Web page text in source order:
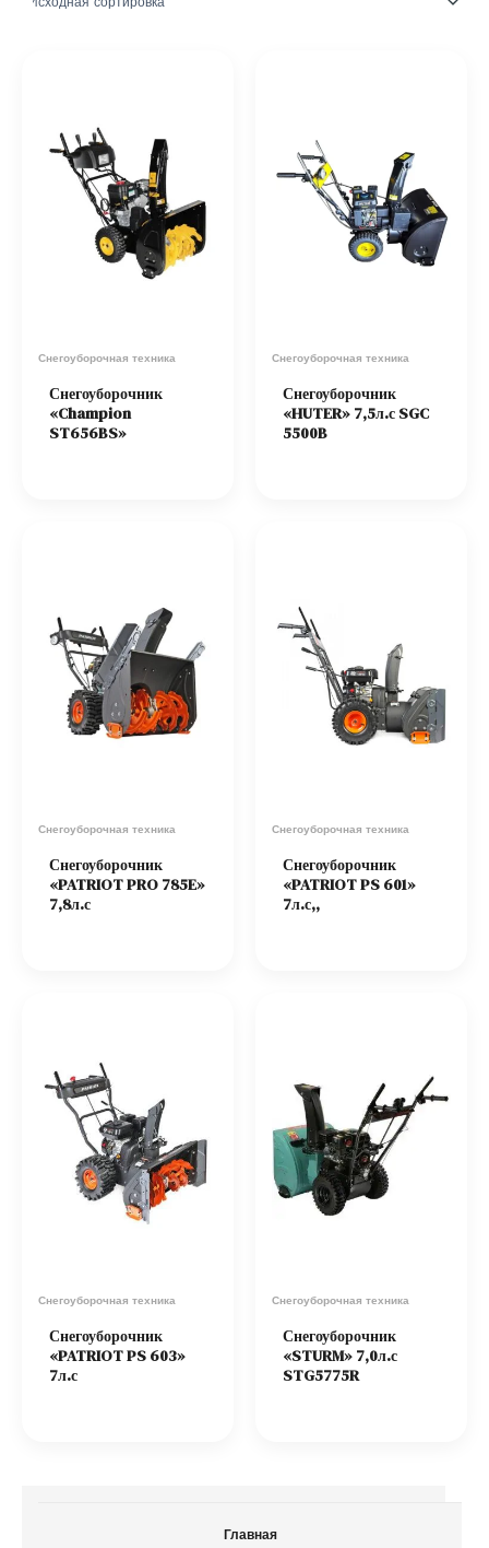
Снегоуборочная техника
Снегоуборочник
«Champion
ST656BS»
Снегоуборочная техника
Снегоуборочник
«HUTER» 7,5л.с SGC
5500B
Снегоуборочная техника
Снегоуборочник
«PATRIOT PRO 785E»
7,8л.с
Снегоуборочная техника
Снегоуборочник
«PATRIOT PS 601»
7л.с,,
Снегоуборочная техника
Снегоуборочник
«PATRIOT PS 603»
7л.с
Снегоуборочная техника
Снегоуборочник
«STURM» 7,0л.с
STG5775R
Главная